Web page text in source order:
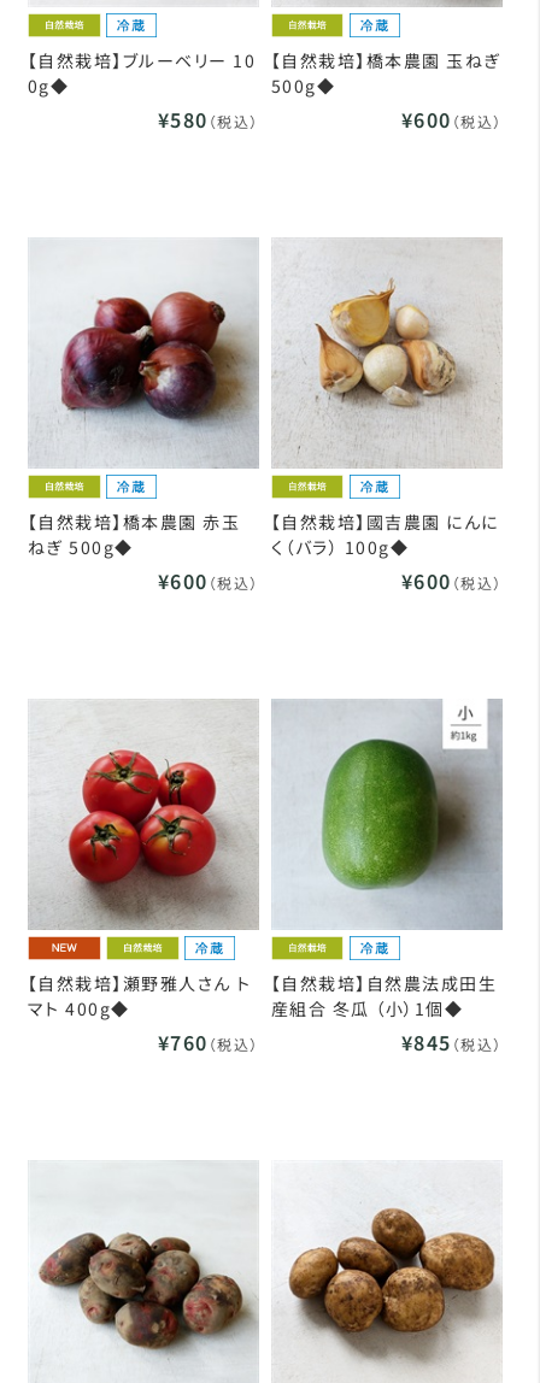
【自然栽培】ブルーベリー 10
0g◆
¥580 （税込）
【自然栽培】橋本農園 玉ねぎ
500g◆
¥600 （税込）
【自然栽培】橋本農園 赤玉
ねぎ 500g◆
¥600 （税込）
【自然栽培】國吉農園 にんに
く（バラ） 100g◆
¥600 （税込）
【自然栽培】瀬野雅人さん ト
マト 400g◆
¥760 （税込）
【自然栽培】自然農法成田生
産組合 冬瓜 （小）1個◆
¥845 （税込）